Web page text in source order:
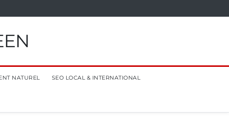
NATUREL SEO LOCAL & INTERNATIONAL